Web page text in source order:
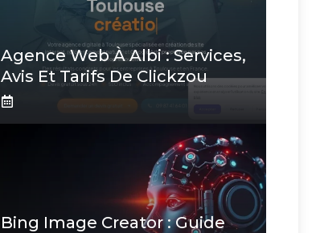
Agence Web À Albi : Services,
Avis Et Tarifs De Clickzou
Bing Image Creator : Guide